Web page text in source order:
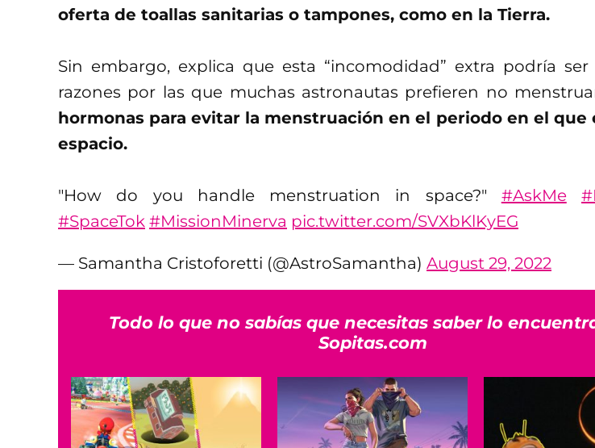
oferta de toallas sanitarias o tampones, como en la Tierra.
Sin embargo, explica que esta “incomodidad” extra podría
razones por las que muchas astronautas prefieren no
hormonas para evitar la menstruación en el periodo en el que
espacio.
"How do you handle menstruation in space?" #AskMe
#SpaceTok #MissionMinerva pic.twitter.com/SVXbKlKyEG
— Samantha Cristoforetti (@AstroSamantha) August 29, 2022
Todo lo que no sabías que necesitas saber lo
Sopitas.com